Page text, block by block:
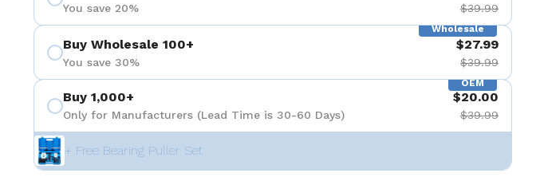
You save 20% $39.99
Wholesale
Buy Wholesale 100+
You save 30%
$27.99
$39.99
OEM
Buy 1,000+
Only for Manufacturers (Lead Time is 30-60 Days)
$20.00
$39.99
+ Free Bearing Puller Set